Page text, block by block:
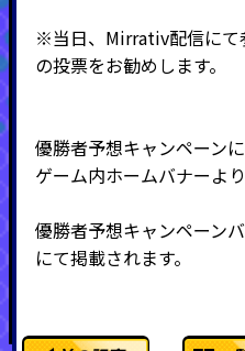
※当日、Mirrativ配信にて
の投票をお勧めします。
優勝者予想キャンペーン
ゲーム内ホームバナーよ
優勝者予想キャンペーン
にて掲載されます。